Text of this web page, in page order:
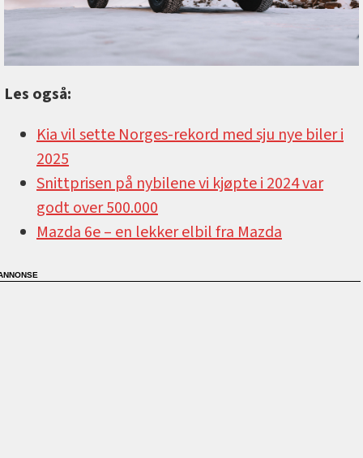
Les også:
Kia vil sette Norges-rekord med sju nye biler i
2025
Snittprisen på nybilene vi kjøpte i 2024 var
godt over 500.000
Mazda 6e –⁠ en lekker elbil fra Mazda